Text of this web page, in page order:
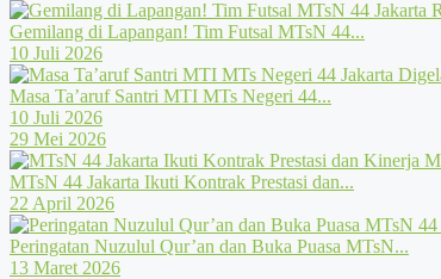
Gemilang di Lapangan! Tim Futsal MTsN 44...
10 Juli 2026
Masa Ta’aruf Santri MTI MTs Negeri 44...
10 Juli 2026
29 Mei 2026
MTsN 44 Jakarta Ikuti Kontrak Prestasi dan...
22 April 2026
Peringatan Nuzulul Qur’an dan Buka Puasa MTsN...
13 Maret 2026